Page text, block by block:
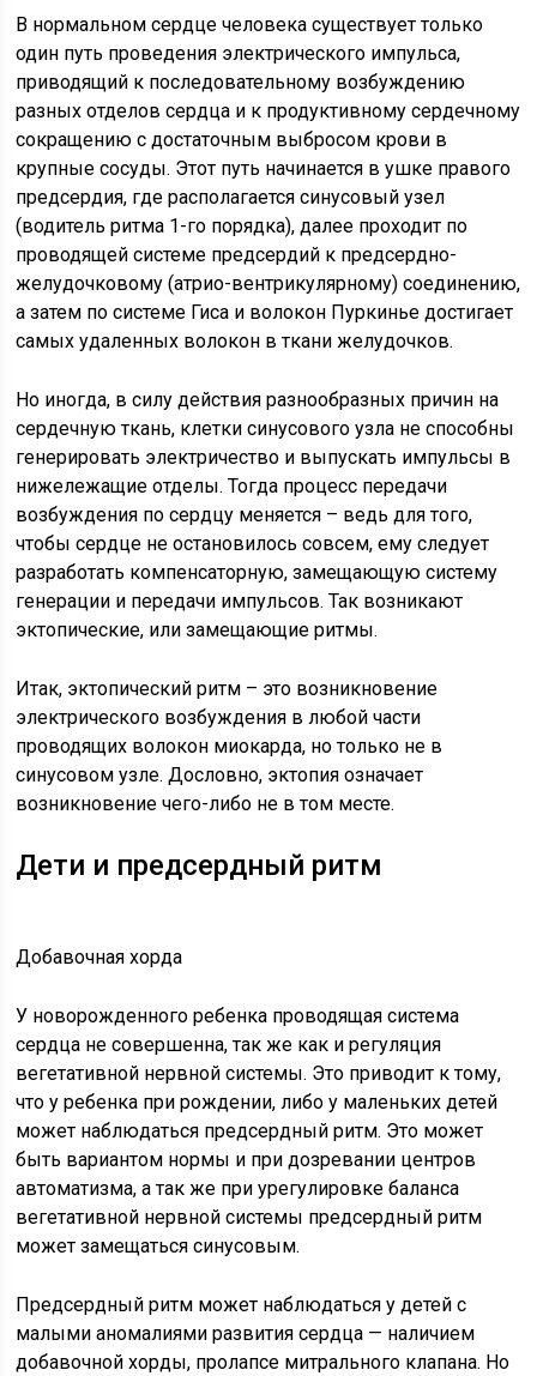
В нормальном сердце человека существует только
один путь проведения электрического импульса,
приводящий к последовательному возбуждению
разных отделов сердца и к продуктивному сердечному
сокращению с достаточным выбросом крови в
крупные сосуды. Этот путь начинается в ушке правого
предсердия, где располагается синусовый узел
(водитель ритма 1-го порядка), далее проходит по
проводящей системе предсердий к предсердно-
желудочковому (атрио-вентрикулярному) соединению,
а затем по системе Гиса и волокон Пуркинье достигает
самых удаленных волокон в ткани желудочков.
Но иногда, в силу действия разнообразных причин на
сердечную ткань, клетки синусового узла не способны
генерировать электричество и выпускать импульсы в
нижележащие отделы. Тогда процесс передачи
возбуждения по сердцу меняется – ведь для того,
чтобы сердце не остановилось совсем, ему следует
разработать компенсаторную, замещающую систему
генерации и передачи импульсов. Так возникают
эктопические, или замещающие ритмы.
Итак, эктопический ритм – это возникновение
электрического возбуждения в любой части
проводящих волокон миокарда, но только не в
синусовом узле. Дословно, эктопия означает
возникновение чего-либо не в том месте.
Дети и предсердный ритм
Добавочная хорда
У новорожденного ребенка проводящая система
сердца не совершенна, так же как и регуляция
вегетативной нервной системы. Это приводит к тому,
что у ребенка при рождении, либо у маленьких детей
может наблюдаться предсердный ритм. Это может
быть вариантом нормы и при дозревании центров
автоматизма, а так же при урегулировке баланса
вегетативной нервной системы предсердный ритм
может замещаться синусовым.
Предсердный ритм может наблюдаться у детей с
малыми аномалиями развития сердца — наличием
добавочной хорды, пролапсе митрального клапана. Но